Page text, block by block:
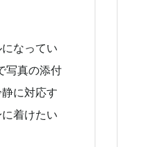
なってい
写真の添付
に対応す
着けたい